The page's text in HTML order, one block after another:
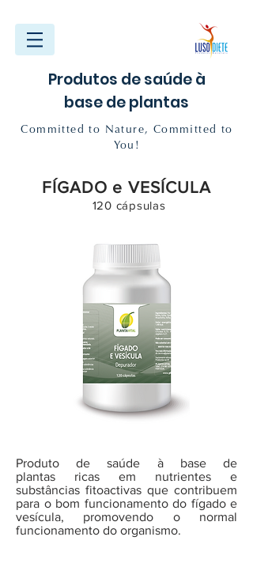
Produtos de saúde à
base de plantas
Committed to Nature, Committed to
You!
FÍGADO e VESÍCULA
120 cápsulas
Produto de saúde à base de
plantas ricas em nutrientes e
substâncias fitoactivas que contribuem
para o bom funcionamento do fígado e
vesícula, promovendo o normal
funcionamento do organismo.